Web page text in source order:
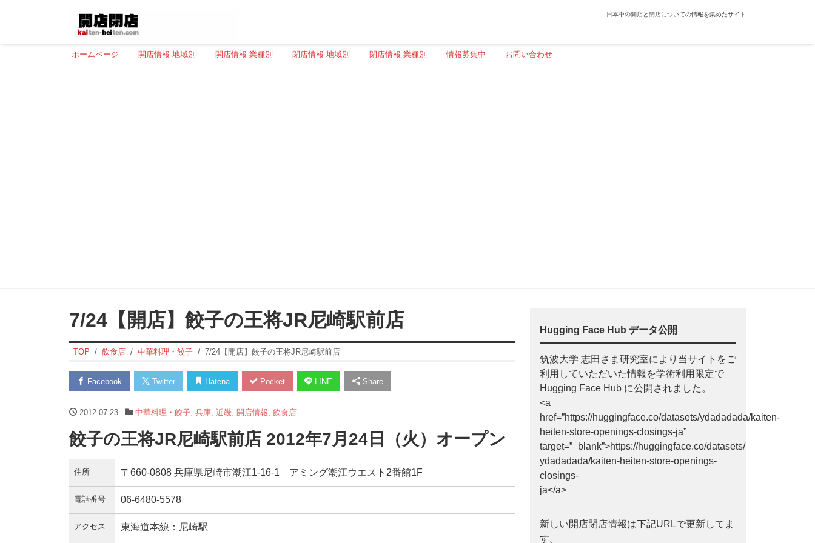
日本中の開店と閉店についての情報を集めたサイト
ホームページ 開店情報-地域別 開店情報-業種別 閉店情報-地域別 閉店情報-業種別 情報募集中 お問い合わせ
7/24【開店】餃子の王将JR尼崎駅前店
TOP 飲食店 中華料理・餃子 7/24【開店】餃子の王将JR尼崎駅前店
Facebook Twitter Hatena Pocket LINE Share
2012-07-23 中華料理・餃子, 兵庫, 近畿, 開店情報 飲食店
餃子の王将JR尼崎駅前店 2012年7月24日（火）オープン
住所 〒660-0808 兵庫県尼崎市潮江1-16-1 アミング潮江ウエスト2番館1F
電話番号 06-6480-5578
アクセス 東海道本線：尼崎駅
Hugging Face Hub データ公開
筑波大学 志田さま研究室により当サイトをご
利用していただいた情報を学術利用限定で
Hugging Face Hub に公開されました。
<a
href=”https://huggingface.co/datasets/ydadadada/kaiten-
heiten-store-openings-closings-ja”
target=”_blank”>https://huggingface.co/datasets/
ydadadada/kaiten-heiten-store-openings-
closings-
ja</a>
新しい開店閉店情報は下記URLで更新してま
す。